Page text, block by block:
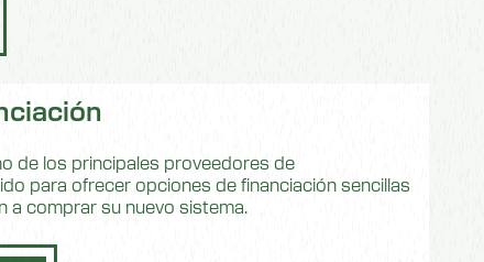
de los principales proveedores de
para ofrecer opciones de financiación sencillas
a comprar su nuevo sistema.